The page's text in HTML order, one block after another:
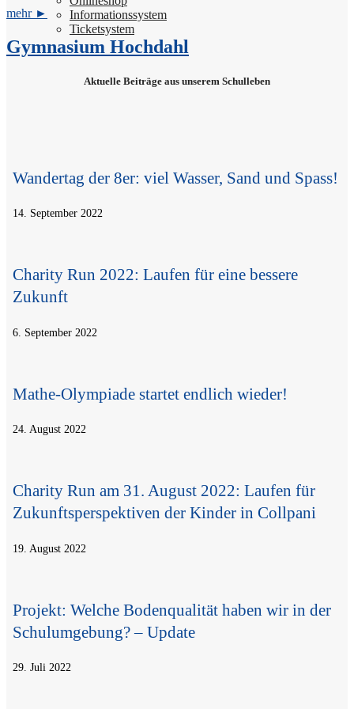
Infor­ma­ti­ons­sy­stem
Ticket­sy­stem
mehr ►
Gym­na­si­um Hochdahl
Aktu­el­le Bei­trä­ge aus unse­rem Schulleben
Wan­der­tag der 8er: viel Was­ser, Sand und Spass!
14. Sep­tem­ber 2022
Cha­ri­ty Run 2022: Lau­fen für eine bes­se­re
Zukunft
6. Sep­tem­ber 2022
Mathe-Oly­m­­pia­­de star­tet end­lich wieder!
24. August 2022
Cha­ri­ty Run am 31. August 2022: Lau­fen für
Zukunfts­per­spek­ti­ven der Kin­der in Collpani
19. August 2022
Pro­jekt: Wel­che Boden­qua­li­tät haben wir in der
Schul­um­ge­bung? – Update
29. Juli 2022